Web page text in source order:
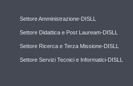
Settore Amministrazione-DISLL
Settore Didattica e Post Lauream-DISLL
Settore Ricerca e Terza Missione-DISLL
Settore Servizi Tecnici e Informatici-DISLL